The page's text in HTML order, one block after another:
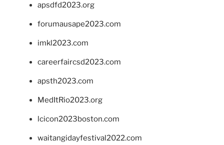
apsdfd2023.org
forumausape2023.com
imkl2023.com
careerfaircsd2023.com
apsth2023.com
MedItRio2023.org
lcicon2023boston.com
waitangidayfestival2022.com